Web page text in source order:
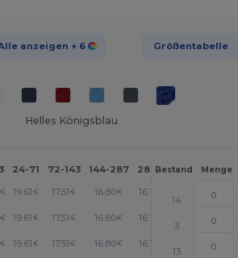
anzeigen + 6 Größentabelle
Helles Königsblau
24-71 72-143 144-287 288 + Mehr
Bestand Menge
€ 19.61€ 17.51 € 16.80€ 16.11
14
€ 19.61€ 17.51 € 16.80€ 16.11
3
€ 19.61€ 17.51 € 16.80€ 16.11
13